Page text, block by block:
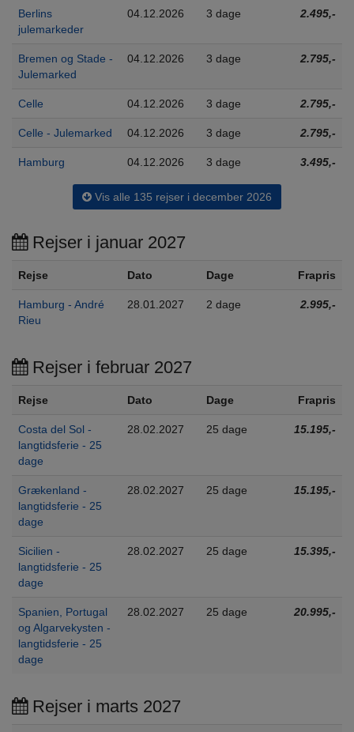
Berlins
julemarkeder
04.12.2026 3 dage 2.495,-
Bremen og Stade -
Julemarked
04.12.2026 3 dage 2.795,-
Celle 04.12.2026 3 dage 2.795,-
Celle - Julemarked 04.12.2026 3 dage 2.795,-
Hamburg 04.12.2026 3 dage 3.495,-
Vis alle 135 rejser i december 2026
Rejser i januar 2027
Rejse Dato Dage Frapris
Hamburg - André
Rieu
28.01.2027 2 dage 2.995,-
Rejser i februar 2027
Rejse Dato Dage Frapris
Costa del Sol -
langtidsferie - 25
dage
28.02.2027 25 dage 15.195,-
Grækenland -
langtidsferie - 25
dage
28.02.2027 25 dage 15.195,-
Sicilien -
langtidsferie - 25
dage
28.02.2027 25 dage 15.395,-
Spanien, Portugal
og Algarvekysten -
langtidsferie - 25
dage
28.02.2027 25 dage 20.995,-
Rejser i marts 2027